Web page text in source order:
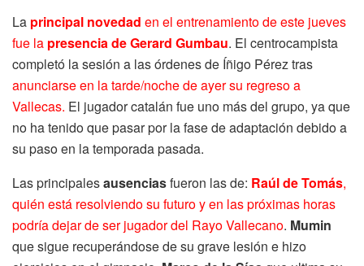
La principal novedad en el entrenamiento de este jueves
fue la presencia de Gerard Gumbau. El centrocampista
completó la sesión a las órdenes de Íñigo Pérez tras
anunciarse en la tarde/noche de ayer su regreso a
Vallecas. El jugador catalán fue uno más del grupo, ya que
no ha tenido que pasar por la fase de adaptación debido a
su paso en la temporada pasada.
Las principalesausenciasfueron las de: Raúl de Tomás,
quién está resolviendo su futuro y en las próximas horas
podría dejar de ser jugador del Rayo Vallecano. Mumin
que sigue recuperándose de su grave lesión e hizo